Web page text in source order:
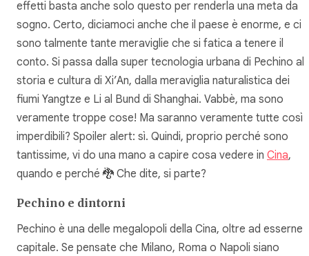
effetti basta anche solo questo per renderla una meta da
sogno. Certo, diciamoci anche che il paese è enorme, e ci
sono talmente tante meraviglie che si fatica a tenere il
conto. Si passa dalla super tecnologia urbana di Pechino
storia e cultura di Xi’An, dalla meraviglia naturalistica dei
fiumi Yangtze e Li al Bund di Shanghai. Vabbè, ma sono
veramente troppe cose! Ma saranno veramente tutte così
imperdibili? Spoiler alert: sì. Quindi, proprio perché sono
tantissime, vi do una mano a capire cosa vedere in Cina,
quando e perché 🐉 Che dite, si parte?
Pechino e dintorni
Pechino è una delle megalopoli della Cina, oltre ad esserne
capitale. Se pensate che Milano, Roma o Napoli siano